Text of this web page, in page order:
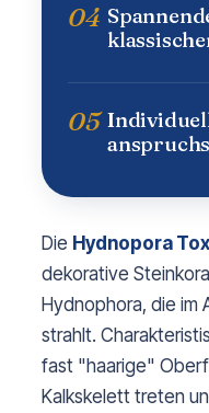
04
05
Die Hydnopora
dekorative
Hydnophora, die im
strahlt.
fast "haarige"
Kalkskelett treten